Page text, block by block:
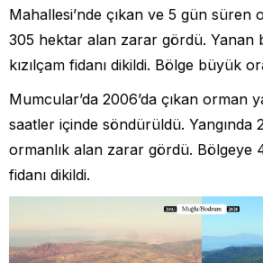
Mahallesi’nde çıkan ve 5 gün süren
305 hektar alan zarar gördü. Yanan
kızılçam fidanı dikildi. Bölge büyük
Mumcular’da 2006’da çıkan orman
saatler içinde söndürüldü. Yangında
ormanlık alan zarar gördü. Bölgeye
fidanı dikildi.